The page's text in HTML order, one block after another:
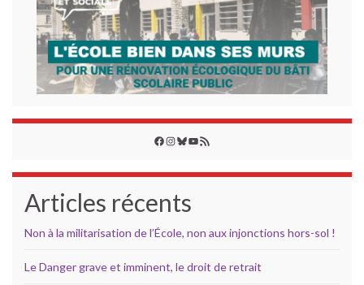
Facebook
Instagram
Bluesky
YouTube
Flux RSS
Articles récents
Non à la militarisation de l’École, non aux injonctions hors-sol !
Le Danger grave et imminent, le droit de retrait